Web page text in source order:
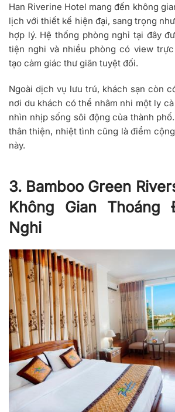
Han Riverine Hotel mang đến không
lịch với thiết kế hiện đại, sang trọng
hợp lý. Hệ thống phòng nghỉ tại đây
tiện nghi và nhiều phòng có view
tạo cảm giác thư giãn tuyệt đối.
Ngoài dịch vụ lưu trú, khách sạn còn
nơi du khách có thể nhâm nhi một ly
nhìn nhịp sống sôi động của thành
thân thiện, nhiệt tình cũng là điểm
này.
3. Bamboo Green
Không Gian Thoáng
Nghi